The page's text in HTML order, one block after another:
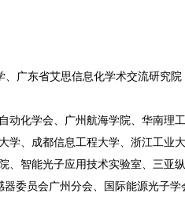
、广东省艾思信息化学术交流研究院
化学会、广州航海学院、华南理
、成都信息工程大学、浙江工业
智能光子应用技术实验室、三亚
委员会广州分会、国际能源光子